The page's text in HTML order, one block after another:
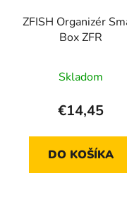
ZFISH Organizér
Box ZFR
Skladom
€14,45
DO KOŠÍKA